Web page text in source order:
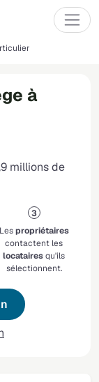
à
millions de
Lespropriétaires
contactent les
locatairesqu'ils
sélectionnent.